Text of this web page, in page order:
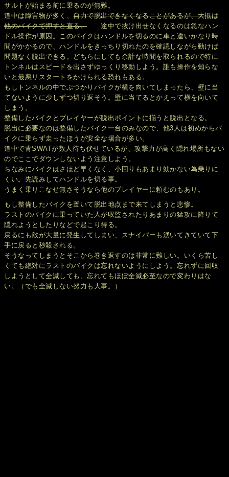
サルトが始まる前に乗るのが無難。
道中は障害物が多く、自力で脱出できなくなることがあるが、大抵は
他のバイクで押すと直る。途中で抜け出せなくなるのは急なハン
ドル操作が原因。このバイクはハンドルを切るのに車と違いかなり時
間がかかるので、ハンドルをきっちり切れたのを確認しながら動けば
問題なく脱出できる。どちらにしても余計な時間を取られるので特に
トンネルはスピードを出さずゆっくり移動しよう。誰も操作を知らな
いと最悪リスタートをかけられる恐れもある。
もしトンネルの中でぶつかりバイクが横を向いてしまったら、壁に当
てないように少しずつ切り返そう。壁に当てるとかえって横を向いて
しまう。
整備したバイクとプレイヤーが脱出ポイントに揃うと脱出となる。
脱出に必要なのは整備したバイク一台のみなので、他3人は初めからバ
イクに乗らず走ったほうが安全な場合が多い。
道中で青SWATが数人待ち伏せているが、攻撃力が高く隠れ場所もない
のでここでダウンしないよう注意しよう。
ちなみにバイクはさほど早くなく、小回りもあまり効かない為乗りに
くい。先読みしてハンドルを切る事。
うまく乗りこなせ無さそうなら他のプレイヤーに頼むのもあり。
もし整備したバイクを置いて脱出地点まで来てしまうと悲惨。
ラストのバイクに乗っていた人が収監されたりあまりの猛攻に降りて
隠れようとしたりなどで起こり得る。
戻るにも敵が大量に発生してしまい、スナイパーも湧いてきていて下
手に戻ると秒殺される。
そうなってしまうとそこから巻き返すのは非常に難しい。いくら苦し
くても絶対にラストのバイクは忘れないようにしよう。忘れずに回収
しようとして全滅しても、忘れてもほぼ全滅必至なので変わりはな
い。（でも全滅しない努力も大事。）